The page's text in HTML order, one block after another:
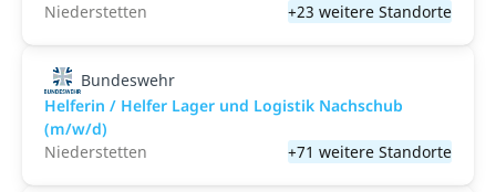
Niederstetten
+23 weitere Standorte
Bundeswehr
Helferin / Helfer Lager und Logistik Nachschub
(m/w/d)
Niederstetten
+71 weitere Standorte